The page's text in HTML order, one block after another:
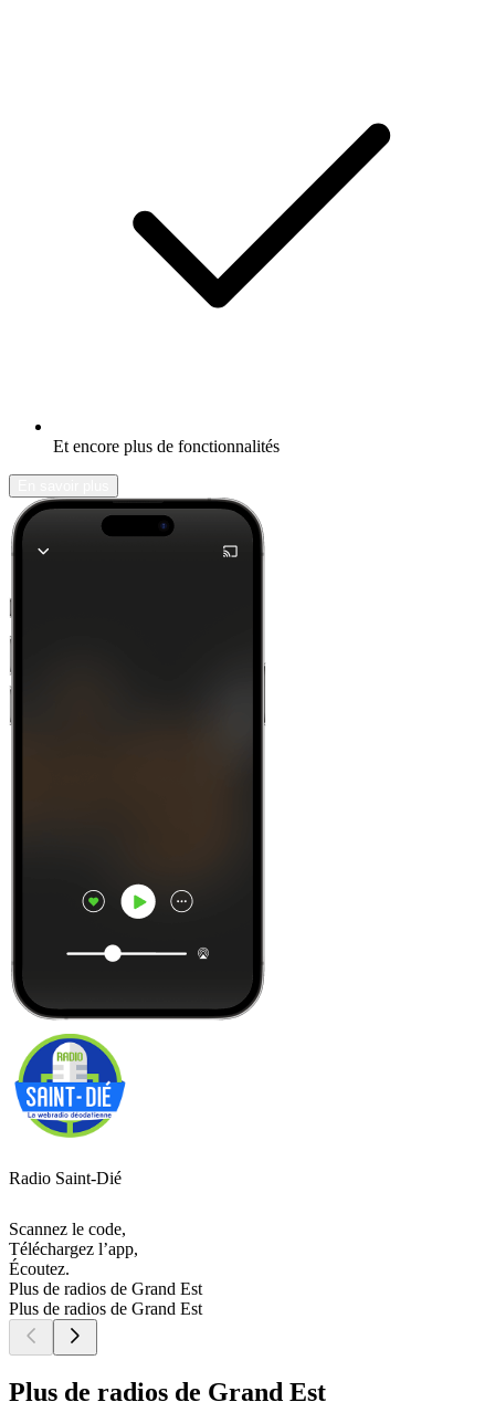
Et encore plus de fonctionnalités
Radio Saint-Dié
Scannez le code,
Téléchargez l’app,
Écoutez.
Plus de radios de Grand Est
Plus de radios de Grand Est
Plus de radios de Grand Est